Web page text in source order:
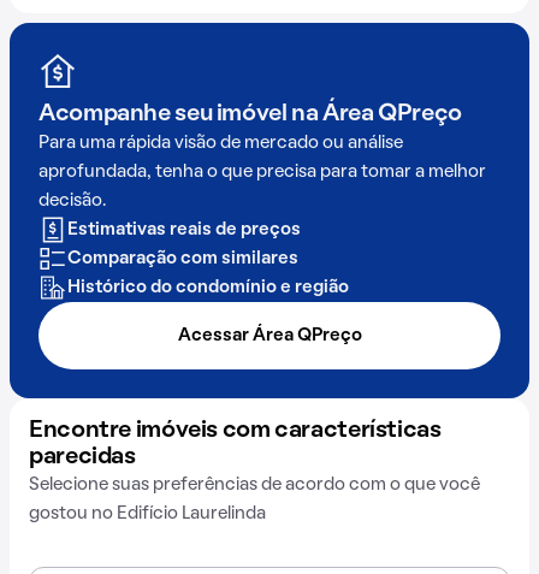
Acompanhe seu imóvel na Área QPreço
Para uma rápida visão de mercado ou análise
aprofundada, tenha o que precisa para tomar a melhor
decisão.
Estimativas reais de preços
Comparação com similares
Histórico do condomínio e região
Acessar Área QPreço
Encontre imóveis com características
parecidas
Selecione suas preferências de acordo com o que você
gostou no Edifício Laurelinda